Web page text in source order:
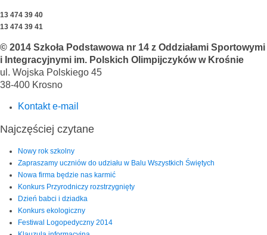
13 474 39 40
13 474 39 41
© 2014 Szkoła Podstawowa nr 14 z Oddziałami Sportowymi
i Integracyjnymi im. Polskich Olimpijczyków w Krośnie
ul. Wojska Polskiego 45
38-400 Krosno
Kontakt e-mail
Najczęściej czytane
Nowy rok szkolny
Zapraszamy uczniów do udziału w Balu Wszystkich Świętych
Nowa firma będzie nas karmić
Konkurs Przyrodniczy rozstrzygnięty
Dzień babci i dziadka
Konkurs ekologiczny
Festiwal Logopedyczny 2014